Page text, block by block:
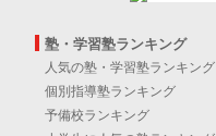
塾・学習塾ランキング
人気の塾・学習塾ランキング
個別指導塾ランキング
予備校ランキング